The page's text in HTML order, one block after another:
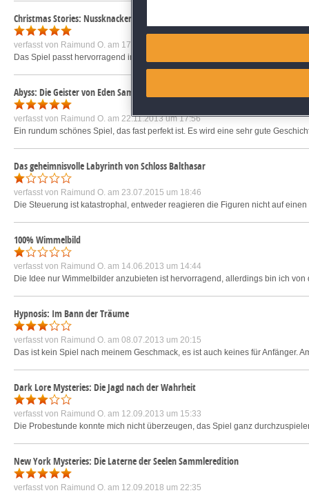
Christmas Stories: Nussknacker Sammleredition
verfasst von Raimund O. am 17.11.2019 um 22:23
Das Spiel passt hervorragend in die (Vor-)Weihnachtszeit. Es ist schade,
Abyss: Die Geister von Eden Sammleredition
verfasst von Raimund O. am 22.11.2013 um 17:56
Ein rundum schönes Spiel, das fast perfekt ist. Es wird eine sehr gute
Das geheimnisvolle Labyrinth von Schloss Balthasar
verfasst von Raimund O. am 23.07.2015 um 18:46
Die Steuerung ist katastrophal, entweder reagieren die Figuren nicht auf
100% Wimmelbild
verfasst von Raimund O. am 14.06.2013 um 14:44
Die Idee nur Wimmelbilder anzubieten ist hervorragend, allerdings bin ich
Hypnosis: Im Bann der Träume
verfasst von Raimund O. am 08.07.2013 um 20:15
Das ist kein Spiel nach meinem Geschmack, es ist auch keines für Anfänger.
Dark Lore Mysteries: Die Jagd nach der Wahrheit
verfasst von Raimund O. am 12.09.2013 um 15:33
Die Probestunde konnte mich nicht überzeugen, das Spiel ganz
New York Mysteries: Die Laterne der Seelen Sammleredition
verfasst von Raimund O. am 12.09.2018 um 22:35
Save and communicate